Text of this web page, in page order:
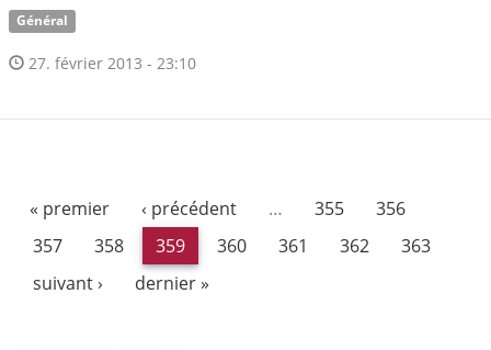
Général
27. février 2013 - 23:10
« premier ‹ précédent … 355
356
357
358 359 360 361 362
363
suivant ›
dernier »